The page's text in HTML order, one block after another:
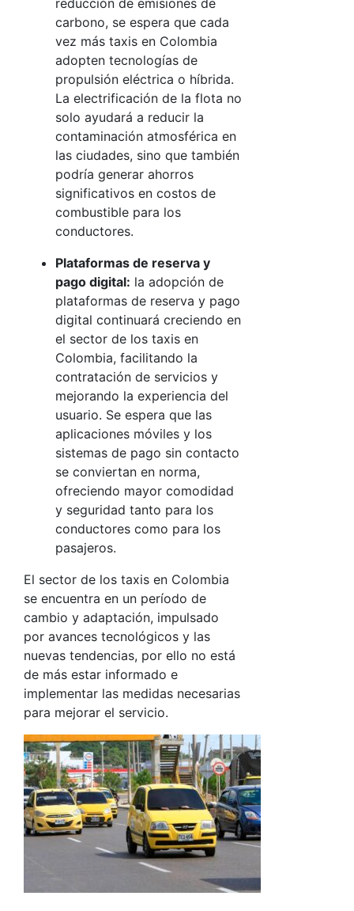
reducción de emisiones de
carbono, se espera que cada
vez más taxis en Colombia
adopten tecnologías de
propulsión eléctrica o híbrida.
La electrificación de la flota no
solo ayudará a reducir la
contaminación atmosférica en
las ciudades, sino que también
podría generar ahorros
significativos en costos de
combustible para los
conductores.
Plataformas de reserva y
pago digital: la adopción de
plataformas de reserva y pago
digital continuará creciendo en
el sector de los taxis en
Colombia, facilitando la
contratación de servicios y
mejorando la experiencia del
usuario. Se espera que las
aplicaciones móviles y los
sistemas de pago sin contacto
se conviertan en norma,
ofreciendo mayor comodidad
y seguridad tanto para los
conductores como para los
pasajeros.
El sector de los taxis en Colombia
se encuentra en un período de
cambio y adaptación, impulsado
por avances tecnológicos y las
nuevas tendencias, por ello no está
de más estar informado e
implementar las medidas necesarias
para mejorar el servicio.